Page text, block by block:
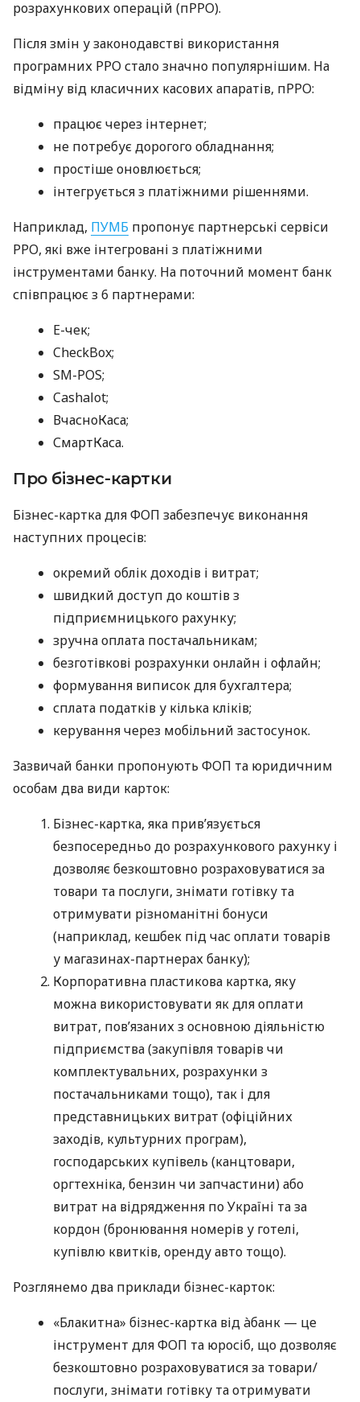
розрахункових операцій (пРРО).
Після змін у законодавстві використання
програмних РРО стало значно популярнішим. На
відміну від класичних касових апаратів, пРРО:
працює через інтернет;
не потребує дорогого обладнання;
простіше оновлюється;
інтегрується з платіжними рішеннями.
Наприклад, ПУМБ пропонує партнерські сервіси
РРО, які вже інтегровані з платіжними
інструментами банку. На поточний момент банк
співпрацює з 6 партнерами:
E-чек;
CheckBox;
SM-POS;
Cashalot;
ВчасноКаса;
СмартКаса.
Про бізнес-картки
Бізнес-картка для ФОП забезпечує виконання
наступних процесів:
окремий облік доходів і витрат;
швидкий доступ до коштів з
підприємницького рахунку;
зручна оплата постачальникам;
безготівкові розрахунки онлайн і офлайн;
формування виписок для бухгалтера;
сплата податків у кілька кліків;
керування через мобільний застосунок.
Зазвичай банки пропонують ФОП та юридичним
особам два види карток:
Бізнес-картка, яка прив’язується
безпосередньо до розрахункового рахунку і
дозволяє безкоштовно розраховуватися за
товари та послуги, знімати готівку та
отримувати різноманітні бонуси
(наприклад, кешбек під час оплати товарів
у магазинах-партнерах банку);
Корпоративна пластикова картка, яку
можна використовувати як для оплати
витрат, пов’язаних з основною діяльністю
підприємства (закупівля товарів чи
комплектувальних, розрахунки з
постачальниками тощо), так і для
представницьких витрат (офіційних
заходів, культурних програм),
господарських купівель (канцтовари,
оргтехніка, бензин чи запчастини) або
витрат на відрядження по Україні та за
кордон (бронювання номерів у готелі,
купівлю квитків, оренду авто тощо).
Розглянемо два приклади бізнес-карток:
«Блакитна» бізнес-картка від àбанк — це
інструмент для ФОП та юросіб, що дозволяє
безкоштовно розраховуватися за товари/
послуги, знімати готівку та отримувати